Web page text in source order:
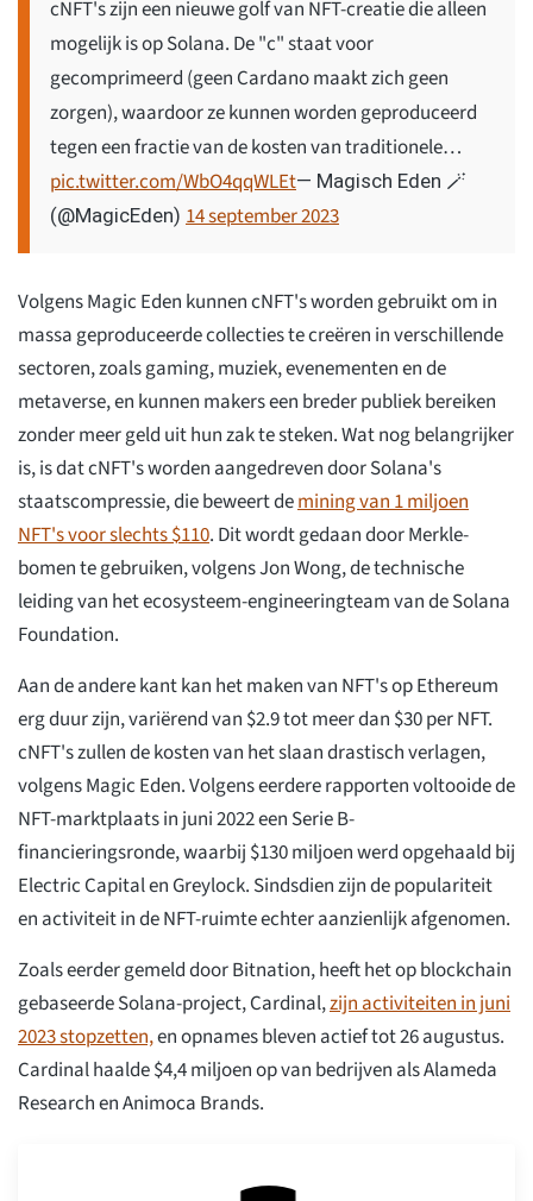
cNFT's zijn een nieuwe golf van NFT-creatie die alleen
mogelijk is op Solana. De "c" staat voor
gecomprimeerd (geen Cardano maakt zich geen
zorgen), waardoor ze kunnen worden geproduceerd
tegen een fractie van de kosten van traditionele…
pic.twitter.com/WbO4qqWLEt— Magisch Eden 🪄
(@MagicEden) 14 september 2023
Volgens Magic Eden kunnen cNFT's worden gebruikt om in
massa geproduceerde collecties te creëren in verschillende
sectoren, zoals gaming, muziek, evenementen en de
metaverse, en kunnen makers een breder publiek bereiken
zonder meer geld uit hun zak te steken. Wat nog belangrijker
is, is dat cNFT's worden aangedreven door Solana's
staatscompressie, die beweert demining van 1 miljoen
NFT's voor slechts $110. Dit wordt gedaan door Merkle-
bomen te gebruiken, volgens Jon Wong, de technische
leiding van het ecosysteem-engineeringteam van de Solana
Foundation.
Aan de andere kant kan het maken van NFT's op Ethereum
erg duur zijn, variërend van $2.9 tot meer dan $30 per NFT.
cNFT's zullen de kosten van het slaan drastisch verlagen,
volgens Magic Eden. Volgens eerdere rapporten voltooide de
NFT-marktplaats in juni 2022 een Serie B-
financieringsronde, waarbij $130 miljoen werd opgehaald bij
Electric Capital en Greylock. Sindsdien zijn de populariteit
en activiteit in de NFT-ruimte echter aanzienlijk afgenomen.
Zoals eerder gemeld door Bitnation, heeft het op blockchain
gebaseerde Solana-project, Cardinal,zijn activiteiten in juni
2023 stopzetten,en opnames bleven actief tot 26 augustus.
Cardinal haalde $4,4 miljoen op van bedrijven als Alameda
Research en Animoca Brands.